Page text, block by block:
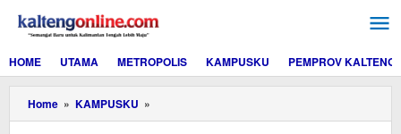
konten
HOME
UTAMA METROPOLIS KAMPUSKU PEMPROV KALTENG
Home » KAMPUSKU »
OTK